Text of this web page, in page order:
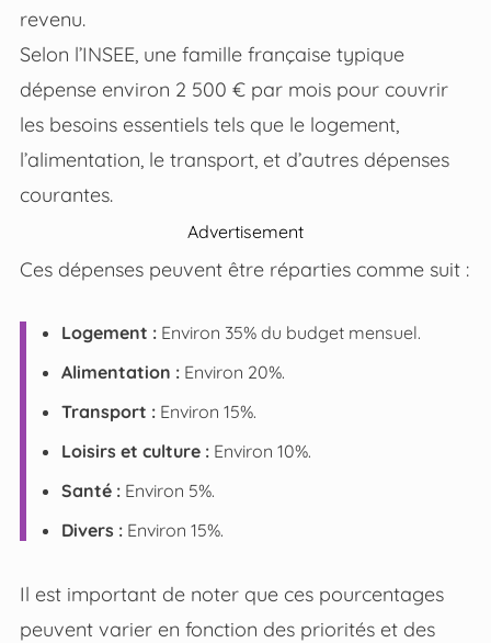
revenu.
Selon l’INSEE, une famille française typique
dépense environ 2 500 € par mois pour couvrir
les besoins essentiels tels que le logement,
l’alimentation, le transport, et d’autres dépenses
courantes.
Advertisement
Ces dépenses peuvent être réparties comme suit :
Logement :Environ 35% du budget mensuel.
Alimentation :Environ 20%.
Transport :Environ 15%.
Loisirs et culture :Environ 10%.
Santé :Environ 5%.
Divers :Environ 15%.
Il est important de noter que ces pourcentages
peuvent varier en fonction des priorités et des